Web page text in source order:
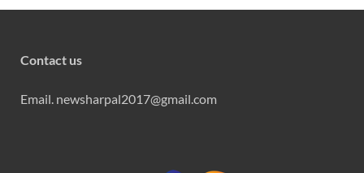
Contact us
Email. newsharpal2017@gmail.com